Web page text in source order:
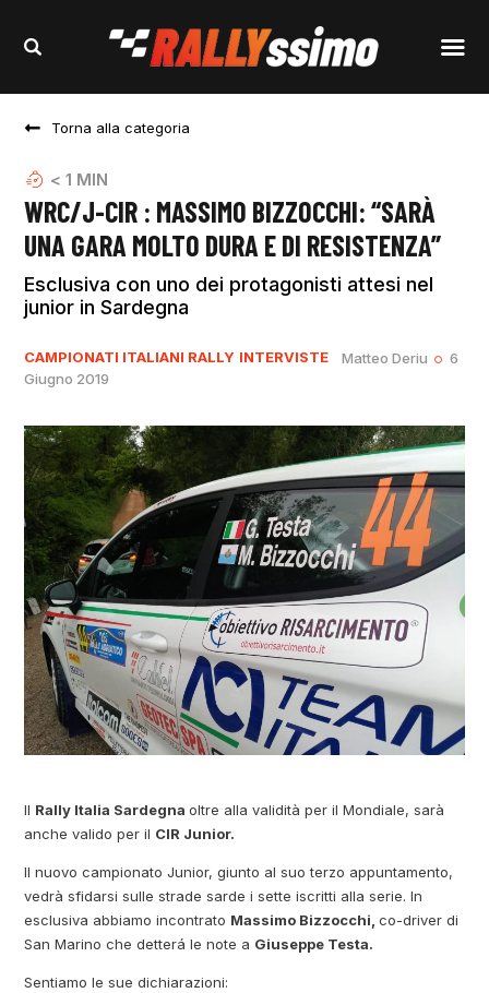
Torna alla categoria
< 1 MIN
WRC/J-CIR : MASSIMO BIZZOCCHI: “SARÀ
UNA GARA MOLTO DURA E DI RESISTENZA”
Esclusiva con uno dei protagonisti attesi nel
junior in Sardegna
CAMPIONATI ITALIANI RALLY INTERVISTE Matteo Deriu
6
Giugno 2019
Il Rally Italia Sardegnaoltre alla validità per il Mondiale, sarà
anche valido per il CIR Junior.
Il nuovo campionato Junior, giunto al suo terzo appuntamento,
vedrà sfidarsi sulle strade sarde i sette iscritti alla serie. In
esclusiva abbiamo incontrato Massimo Bizzocchi,co-driver di
San Marino che detterá le note a Giuseppe Testa.
Sentiamo le sue dichiarazioni: